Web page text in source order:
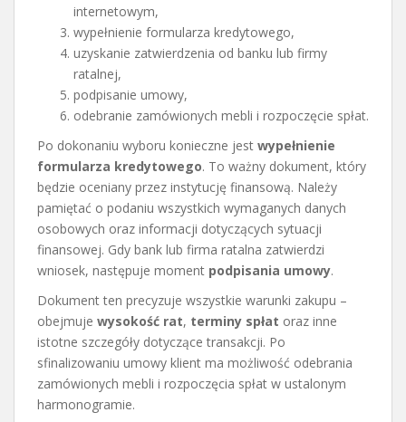
internetowym,
wypełnienie formularza kredytowego,
uzyskanie zatwierdzenia od banku lub firmy
ratalnej,
podpisanie umowy,
odebranie zamówionych mebli i rozpoczęcie spłat.
Po dokonaniu wyboru konieczne jest wypełnienie
formularza kredytowego. To ważny dokument, który
będzie oceniany przez instytucję finansową. Należy
pamiętać o podaniu wszystkich wymaganych danych
osobowych oraz informacji dotyczących sytuacji
finansowej. Gdy bank lub firma ratalna zatwierdzi
wniosek, następuje moment podpisania umowy.
Dokument ten precyzuje wszystkie warunki zakupu –
obejmuje wysokość rat, terminy spłat oraz inne
istotne szczegóły dotyczące transakcji. Po
sfinalizowaniu umowy klient ma możliwość odebrania
zamówionych mebli i rozpoczęcia spłat w ustalonym
harmonogramie.